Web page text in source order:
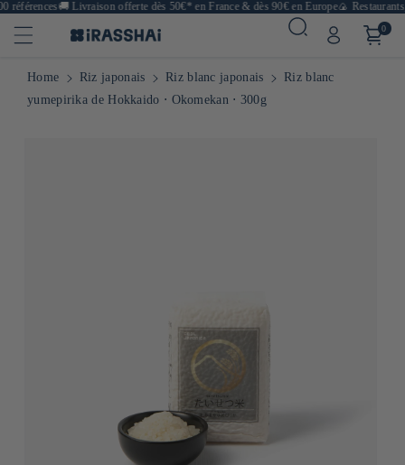
🚚Livraison offerte dès 50€* en France & dès 90€ en Europe🍙 Restaurants,
0
Home Riz japonais Riz blanc japonais
Riz blanc
yumepirika de Hokkaido ⋅ Okomekan ⋅ 300g